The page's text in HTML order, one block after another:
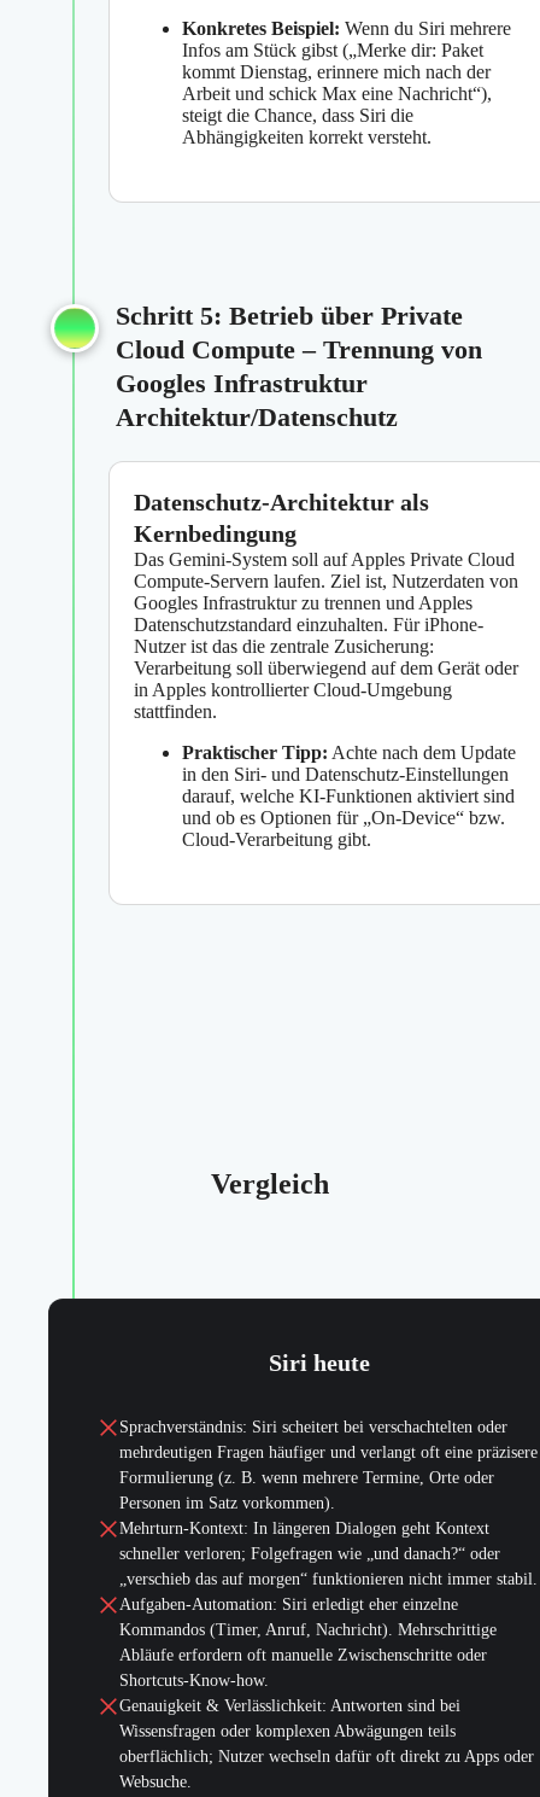
Konkretes Beispiel: Wenn du Siri mehrere
Infos am Stück gibst („Merke dir: Paket
kommt Dienstag, erinnere mich nach der
Arbeit und schick Max eine Nachricht“),
steigt die Chance, dass Siri die
Abhängigkeiten korrekt versteht.
Schritt 5: Betrieb über Private
Cloud Compute – Trennung von
Googles Infrastruktur
Architektur/Datenschutz
Datenschutz-Architektur als
Kernbedingung
Das Gemini-System soll auf Apples Private Cloud
Compute-Servern laufen. Ziel ist, Nutzerdaten von
Googles Infrastruktur zu trennen und Apples
Datenschutzstandard einzuhalten. Für iPhone-
Nutzer ist das die zentrale Zusicherung:
Verarbeitung soll überwiegend auf dem Gerät oder
in Apples kontrollierter Cloud-Umgebung
stattfinden.
Praktischer Tipp: Achte nach dem Update
in den Siri- und Datenschutz-Einstellungen
darauf, welche KI-Funktionen aktiviert sind
und ob es Optionen für „On-Device“ bzw.
Cloud-Verarbeitung gibt.
Vergleich
Siri heute
Sprachverständnis: Siri scheitert bei verschachtelten oder
mehrdeutigen Fragen häufiger und verlangt oft eine präzisere
Formulierung (z. B. wenn mehrere Termine, Orte oder
Personen im Satz vorkommen).
Mehrturn-Kontext: In längeren Dialogen geht Kontext
schneller verloren; Folgefragen wie „und danach?“ oder
„verschieb das auf morgen“ funktionieren nicht immer stabil.
Aufgaben-Automation: Siri erledigt eher einzelne
Kommandos (Timer, Anruf, Nachricht). Mehrschrittige
Abläufe erfordern oft manuelle Zwischenschritte oder
Shortcuts-Know-how.
Genauigkeit & Verlässlichkeit: Antworten sind bei
Wissensfragen oder komplexen Abwägungen teils
oberflächlich; Nutzer wechseln dafür oft direkt zu Apps oder
Websuche.